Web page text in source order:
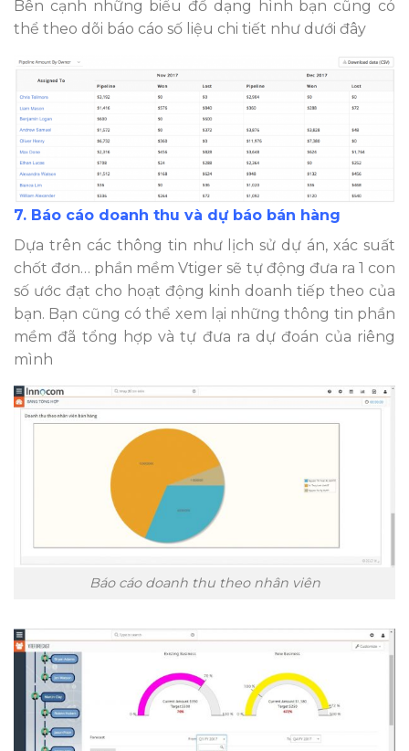
Bên cạnh những biểu đồ dạng hình bạn cũng có
thể theo dõi báo cáo số liệu chi tiết như dưới đây
7. Báo cáo doanh thu và dự báo bán hàng
Dựa trên các thông tin như lịch sử dự án, xác suất
chốt đơn… phần mềm Vtiger sẽ tự động đưa ra 1 con
số ước đạt cho hoạt động kinh doanh tiếp theo của
bạn. Bạn cũng có thể xem lại những thông tin phần
mềm đã tổng hợp và tự đưa ra dự đoán của riêng
mình
Báo cáo doanh thu theo nhân viên